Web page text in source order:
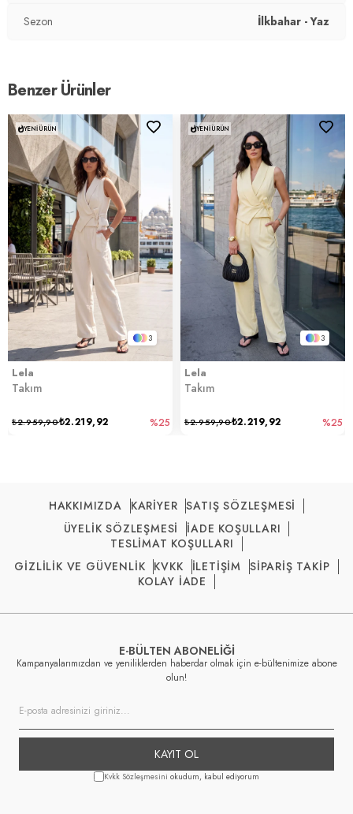
Sezon İlkbahar - Yaz
Benzer Ürünler
3
Lela
Takım
₺2.219,92
₺2.959,90 %25
YENI ÜRÜN
3
Lela
Takım
₺2.219,92
₺2.959,90 %25
YENI ÜRÜN
HAKKIMIZDA KARİYER SATIŞ SÖZLEŞMESİ
ÜYELİK SÖZLEŞMESİ
İADE KOŞULLARI
TESLİMAT KOŞULLARI
GİZLİLİK VE GÜVENLİK KVKK İLETİŞİM
SİPARİŞ TAKİP
KOLAY İADE
E-BÜLTEN ABONELİĞİ
Kampanyalarımızdan ve yeniliklerden haberdar olmak için e-bültenimize abone
olun!
KAYIT OL
Kvkk Sözleşmesini okudum, kabul ediyorum